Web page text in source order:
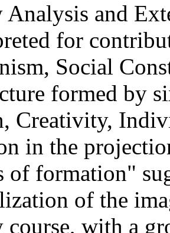
and
for
Social
formed by
Creativity,
in the
of formation"
of the
course, with a